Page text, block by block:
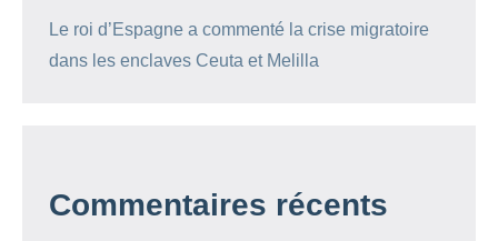
Le roi d’Espagne a commenté la crise migratoire
dans les enclaves Ceuta et Melilla
Commentaires récents